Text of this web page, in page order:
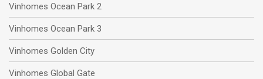
Vinhomes Ocean Park 2
Vinhomes Ocean Park 3
Vinhomes Golden City
Vinhomes Global Gate